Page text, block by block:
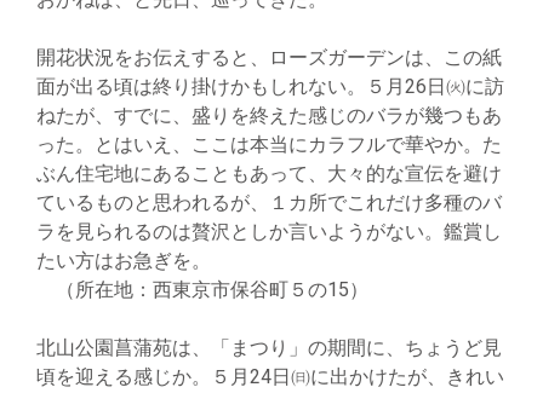
開花状況をお伝えすると、ローズガーデンは、この紙
面が出る頃は終り掛けかもしれない。５月26日㈫に訪
ねたが、すでに、盛りを終えた感じのバラが幾つもあ
った。とはいえ、ここは本当にカラフルで華やか。た
ぶん住宅地にあることもあって、大々的な宣伝を避け
ているものと思われるが、１カ所でこれだけ多種のバ
ラを見られるのは贅沢としか言いようがない。鑑賞し
たい方はお急ぎを。
（所在地：西東京市保谷町５の15）
北山公園菖蒲苑は、「まつり」の期間に、ちょうど見
頃を迎える感じか。５月24日㈰に出かけたが、きれい